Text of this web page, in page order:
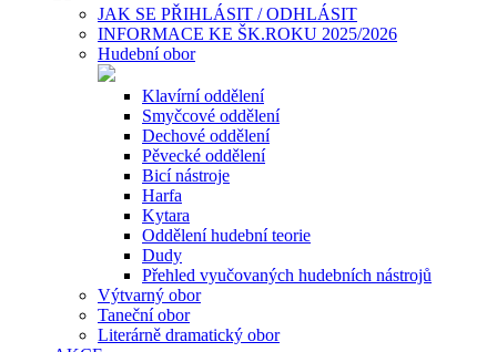
JAK SE PŘIHLÁSIT / ODHLÁSIT
INFORMACE KE ŠK.ROKU 2025/2026
Hudební obor
Klavírní oddělení
Smyčcové oddělení
Dechové oddělení
Pěvecké oddělení
Bicí nástroje
Harfa
Kytara
Oddělení hudební teorie
Dudy
Přehled vyučovaných hudebních nástrojů
Výtvarný obor
Taneční obor
Literárně dramatický obor